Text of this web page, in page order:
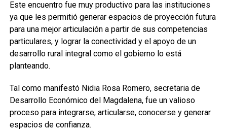
Este encuentro fue muy productivo para las instituciones
ya que les permitió generar espacios de proyección futura
para una mejor articulación a partir de sus competencias
particulares, y lograr la conectividad y el apoyo de un
desarrollo rural integral como el gobierno lo está
planteando.
Tal como manifestó Nidia Rosa Romero, secretaria de
Desarrollo Económico del Magdalena, fue un valioso
proceso para integrarse, articularse, conocerse y generar
espacios de confianza.